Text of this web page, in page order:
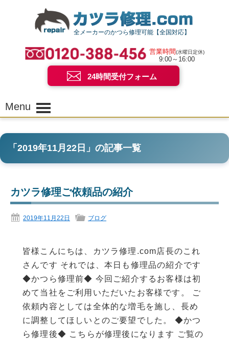
全メーカーのかつら修理可能【全国対応】
営業時間(水曜日定休)
9:00～16:00
24時間受付フォーム
Menu
「 2019年11月22日 」の記事一覧
カツラ修理ご依頼品の紹介
2019年11月22日 ブログ
皆様こんにちは、カツラ修理.com店長のこれ
さんです それでは、本日も修理品の紹介です
◆かつら修理前◆ 今回ご紹介するお客様は初
めて当社をご利用いただいたお客様です。 ご
依頼内容としては全体的な増毛を施し、長め
に調整してほしいとのご要望でした。 ◆かつ
ら修理後◆ こちらが修理後になります ご覧の